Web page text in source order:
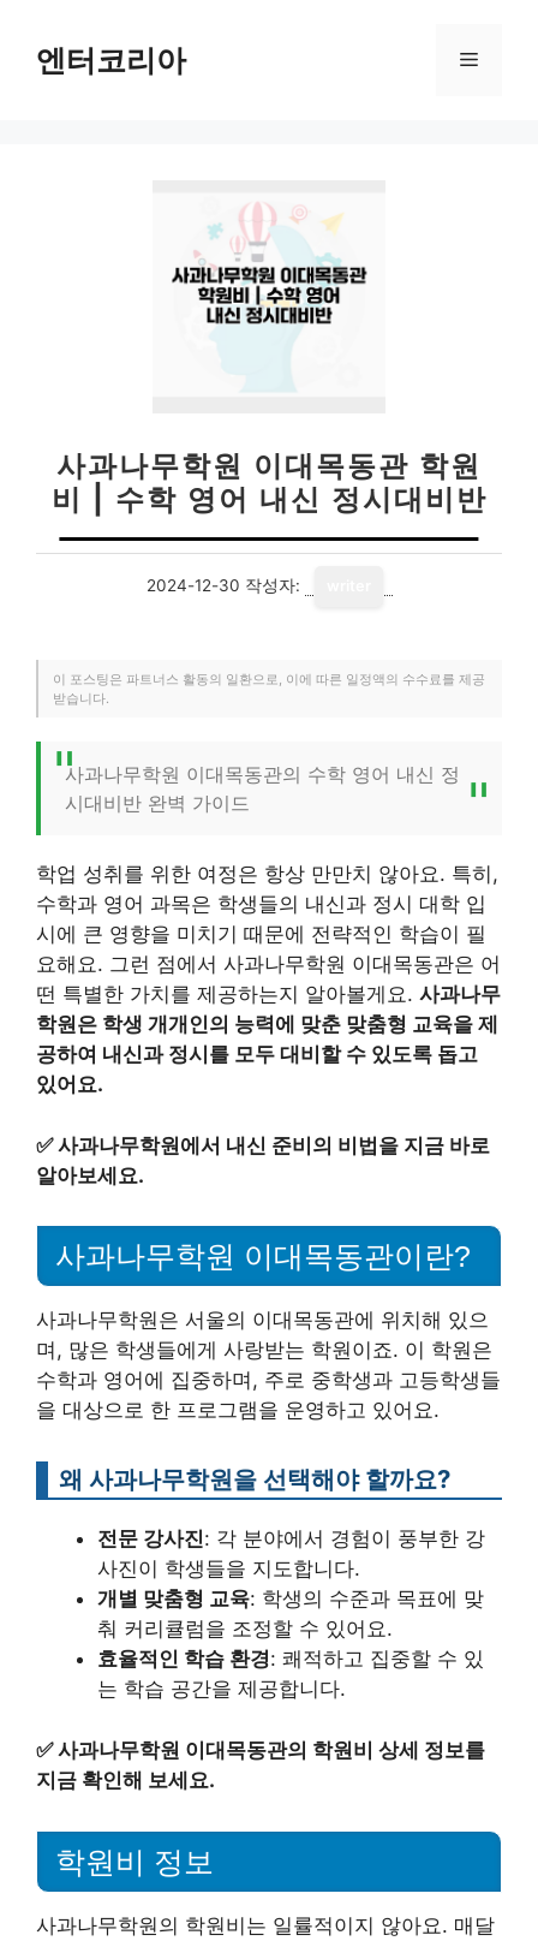
엔터코리아 메
사과나무학원 이대목동관 학원
비 | 수학 영어 내신 정시대비반
2024-12-30 작성자:
이 포스팅은 파트너스 활동의 일환으로, 이에 따른 일정액의 수수료를 제공
받습니다.
사과나무학원 이대목동관의 수학 영어 내신 정
시대비반 완벽 가이드
학업 성취를 위한 여정은 항상 만만치 않아요. 특히,
수학과 영어 과목은 학생들의 내신과 정시 대학 입
시에 큰 영향을 미치기 때문에 전략적인 학습이 필
요해요. 그런 점에서 사과나무학원 이대목동관은 어
떤 특별한 가치를 제공하는지 알아볼게요. 사과나무
학원은 학생 개개인의 능력에 맞춘 맞춤형 교육을 제
공하여 내신과 정시를 모두 대비할 수 있도록 돕고
있어요.
✅사과나무학원에서 내신 준비의 비법을 지금 바로
알아보세요.
사과나무학원 이대목동관이란?
사과나무학원은 서울의 이대목동관에 위치해 있으
며, 많은 학생들에게 사랑받는 학원이죠. 이 학원은
수학과 영어에 집중하며, 주로 중학생과 고등학생들
을 대상으로 한 프로그램을 운영하고 있어요.
왜 사과나무학원을 선택해야 할까요?
전문 강사진: 각 분야에서 경험이 풍부한 강
사진이 학생들을 지도합니다.
개별 맞춤형 교육: 학생의 수준과 목표에 맞
춰 커리큘럼을 조정할 수 있어요.
효율적인 학습 환경: 쾌적하고 집중할 수 있
는 학습 공간을 제공합니다.
✅사과나무학원 이대목동관의 학원비 상세 정보를
지금 확인해 보세요.
학원비 정보
사과나무학원의 학원비는 일률적이지 않아요. 매달